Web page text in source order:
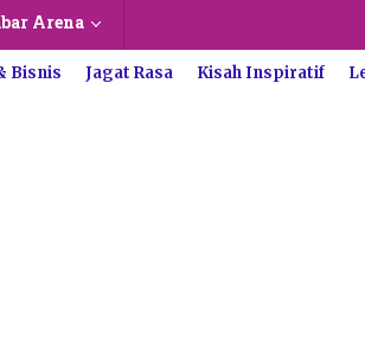
Arena
Bisnis Jagat Rasa Kisah Inspiratif